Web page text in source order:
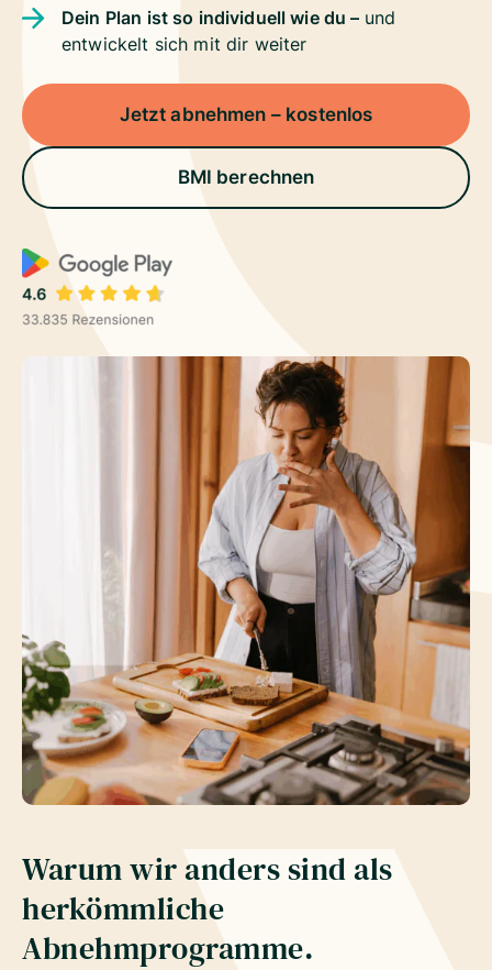
Dein Plan ist so individuell wie du – und
entwickelt sich mit dir weiter
Jetzt abnehmen – kostenlos
BMI berechnen
Warum wir anders sind als
herkömmliche
Abnehmprogramme.